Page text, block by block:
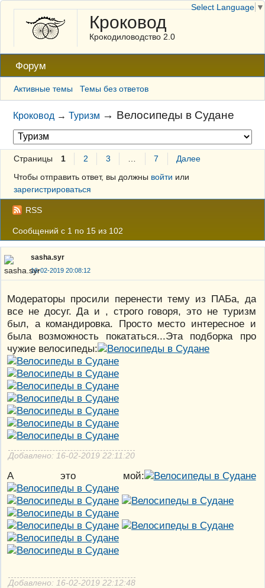
Кроковод
Крокодиловодство 2.0
Форум
Активные темы Темы без ответов
Кроковод →Туризм → Велосипеды в Судане
Страницы 1 2 3 7
Далее
Чтобы отправить ответ, вы должны войти или
зарегистрироваться
RSS
Сообщений с 1 по 15 из 102
sasha.syr
16-02-2019 20:08:12
Модераторы просили перенести тему из ПАБа, да
все не досуг. Да и , строго говоря, это не туризм
был, а командировка. Просто место интересное и
была возможность покататься...Эта подборка про
чужие велосипеды:
Добавлено: 16-02-2019 22:11:20
А это мой:
Добавлено: 16-02-2019 22:12:48
Select Language ▼